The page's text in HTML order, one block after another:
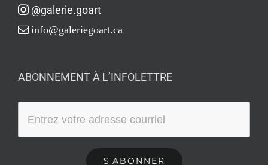
@galerie.goart
info@galeriegoart.ca
ABONNEMENT À L’INFOLETTRE